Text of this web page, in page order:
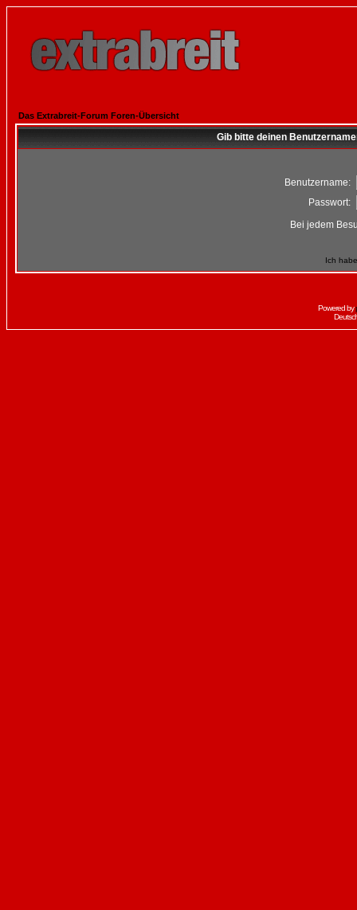
Das Extrabreit-Forum Foren-Übersicht
Gib bitte deinen
Benutzername:
Passwort:
Bei jedem
Ich
Powered by